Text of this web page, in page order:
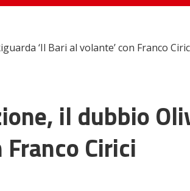
‘Il Bari al volante’ con Franco
il dubbio
Cirici